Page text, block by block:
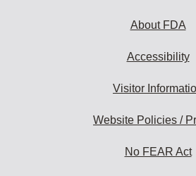
About FDA
Accessibility
Visitor
Website Policies /
No FEAR Act